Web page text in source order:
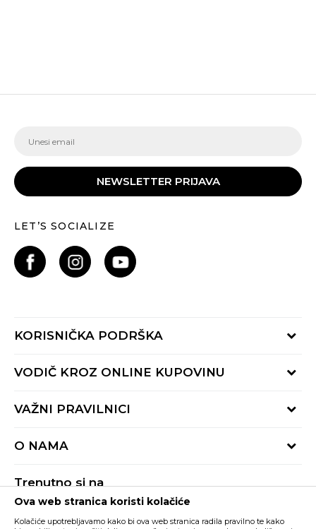
NEWSLETTER PRIJAVA
LET’S SOCIALIZE
KORISNIČKA PODRŠKA
Provjeri status porudžbine
Radno vrijeme 9-16h
VODIČ KROZ ONLINE KUPOVINU
Načini isporuke
Reklamacije
VAŽNI PRAVILNICI
Pravila Sport&Bonus programa
O NAMA
Trenutno si na
Buzz Crna Gora PROMIJENI
Ova web stranica koristi kolačiće
Kolačiće upotrebljavamo kako bi ova web stranica radila pravilno te kako